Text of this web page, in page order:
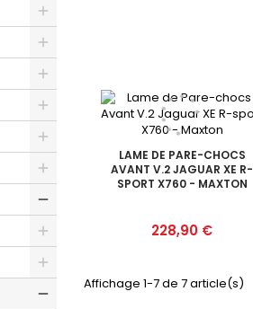
LAME DE PARE-CHOCS
AVANT V.2 JAGUAR XE R-
SPORT X760 - MAXTON
Prix
228,90 €
Affichage 1-7 de 7 article(s)